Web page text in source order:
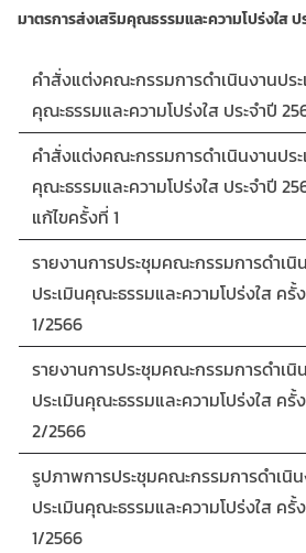
มาตรการส่งเสริมคุณธรรมและความโปร่งใส
คำสั่งแต่งคณะกรรมการดำเนินงานประ
คุณะธรรมและความโปร่งใส ประจำปี
คำสั่งแต่งคณะกรรมการดำเนินงานประ
คุณะธรรมและความโปร่งใส ประจำปี
แก้ไขครั้งที่ 1
รายงานการประชุมคณะกรรมการดำเนิ
ประเมินคุณะธรรมและความโปร่งใส ครั้
1/2566
รายงานการประชุมคณะกรรมการดำเนิ
ประเมินคุณะธรรมและความโปร่งใส ครั้
2/2566
รูปภาพการประชุมคณะกรรมการดำเนิ
ประเมินคุณะธรรมและความโปร่งใส ครั้
1/2566